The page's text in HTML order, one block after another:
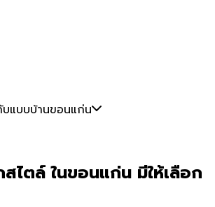
บแบบบ้านขอนแก่น
ไตล์ ในขอนแก่น มีให้เลือก